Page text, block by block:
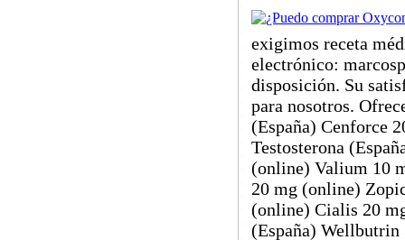
exigimos receta
electrónico:
disposición. Su
para nosotros.
(España) Cenforce
Testosterona
(online) Valium 10
20 mg (online)
(online) Cialis 20
(España)